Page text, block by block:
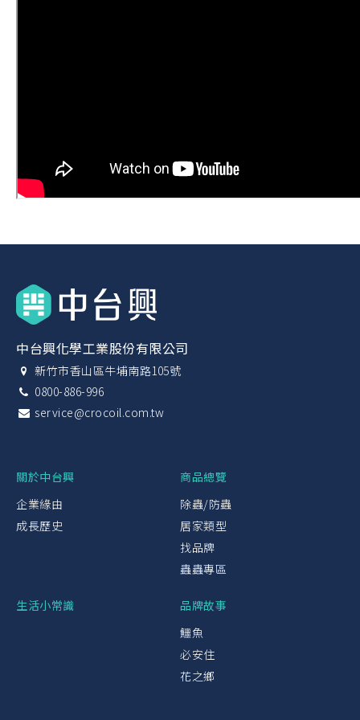
中台興化學工業股份有限公司
新竹市香山區牛埔南路105號
0800-886-996
service@crocoil.com.tw
關於中台興
企業緣由
成長歷史
商品總覽
除蟲/防蟲
居家類型
找品牌
蟲蟲專區
生活小常識
品牌故事
鱷魚
必安住
花之鄉